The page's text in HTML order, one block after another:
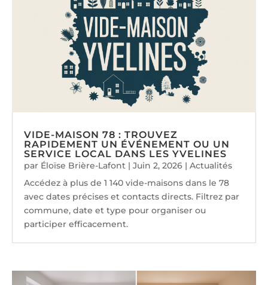
VIDE-MAISON 78 : TROUVEZ
RAPIDEMENT UN ÉVÉNEMENT OU UN
SERVICE LOCAL DANS LES YVELINES
par Éloïse Brière-Lafont |Juin 2, 2026 |Actualités
Accédez à plus de 1 140 vide-maisons dans le 78
avec dates précises et contacts directs. Filtrez par
commune, date et type pour organiser ou
participer efficacement.